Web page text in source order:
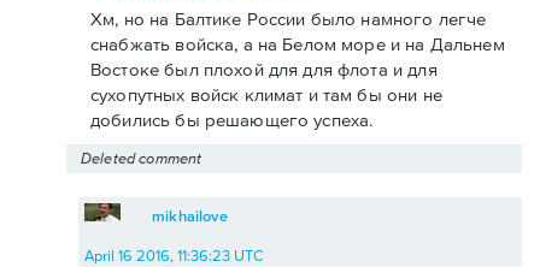
Хм, но на Балтике России было намного легче
снабжать войска, а на Белом море и на Дальнем
Востоке был плохой для для флота и для
сухопутных войск климат и там бы они не
добились бы решающего успеха.
Deleted comment
mikhailove
April 16 2016, 11:36:23 UTC